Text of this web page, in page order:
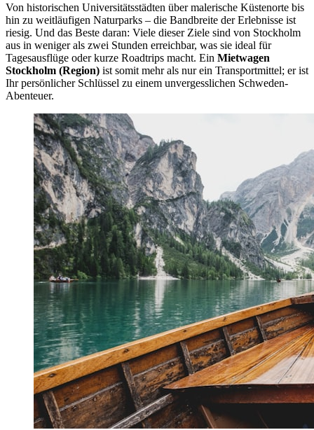
Von historischen Universitätsstädten über malerische Küstenorte bis
hin zu weitläufigen Naturparks – die Bandbreite der Erlebnisse ist
riesig. Und das Beste daran: Viele dieser Ziele sind von Stockholm
aus in weniger als zwei Stunden erreichbar, was sie ideal für
Tagesausflüge oder kurze Roadtrips macht. Ein Mietwagen
Stockholm (Region) ist somit mehr als nur ein Transportmittel; er ist
Ihr persönlicher Schlüssel zu einem unvergesslichen Schweden-
Abenteuer.